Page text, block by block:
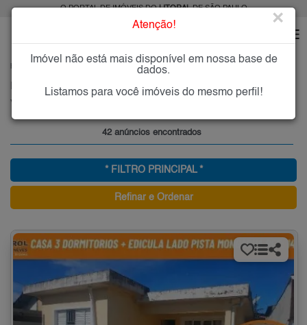
O PORTAL DE IMÓVEIS DOLITORALDE SÃO PAULO
MONGAGUÁ
Imóveis à Venda na Vila Vera Cruz, Mongaguá
Vila Vera Cruz - Mongaguá, Litoral
42 anúncios encontrados
* FILTRO PRINCIPAL *
Refinar e Ordenar
Atenção! ×
Imóvel não está mais disponível em nossa base de
dados.
Listamos para você imóveis do mesmo perfil!